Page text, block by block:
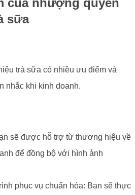
của nhượng quyền
sữa
trà sữa có nhiều ưu điểm và
nhắc khi kinh doanh.
sẽ được hỗ trợ từ thương hiệu về
để đồng bộ với hình ảnh
phục vụ chuẩn hóa: Bạn sẽ thực